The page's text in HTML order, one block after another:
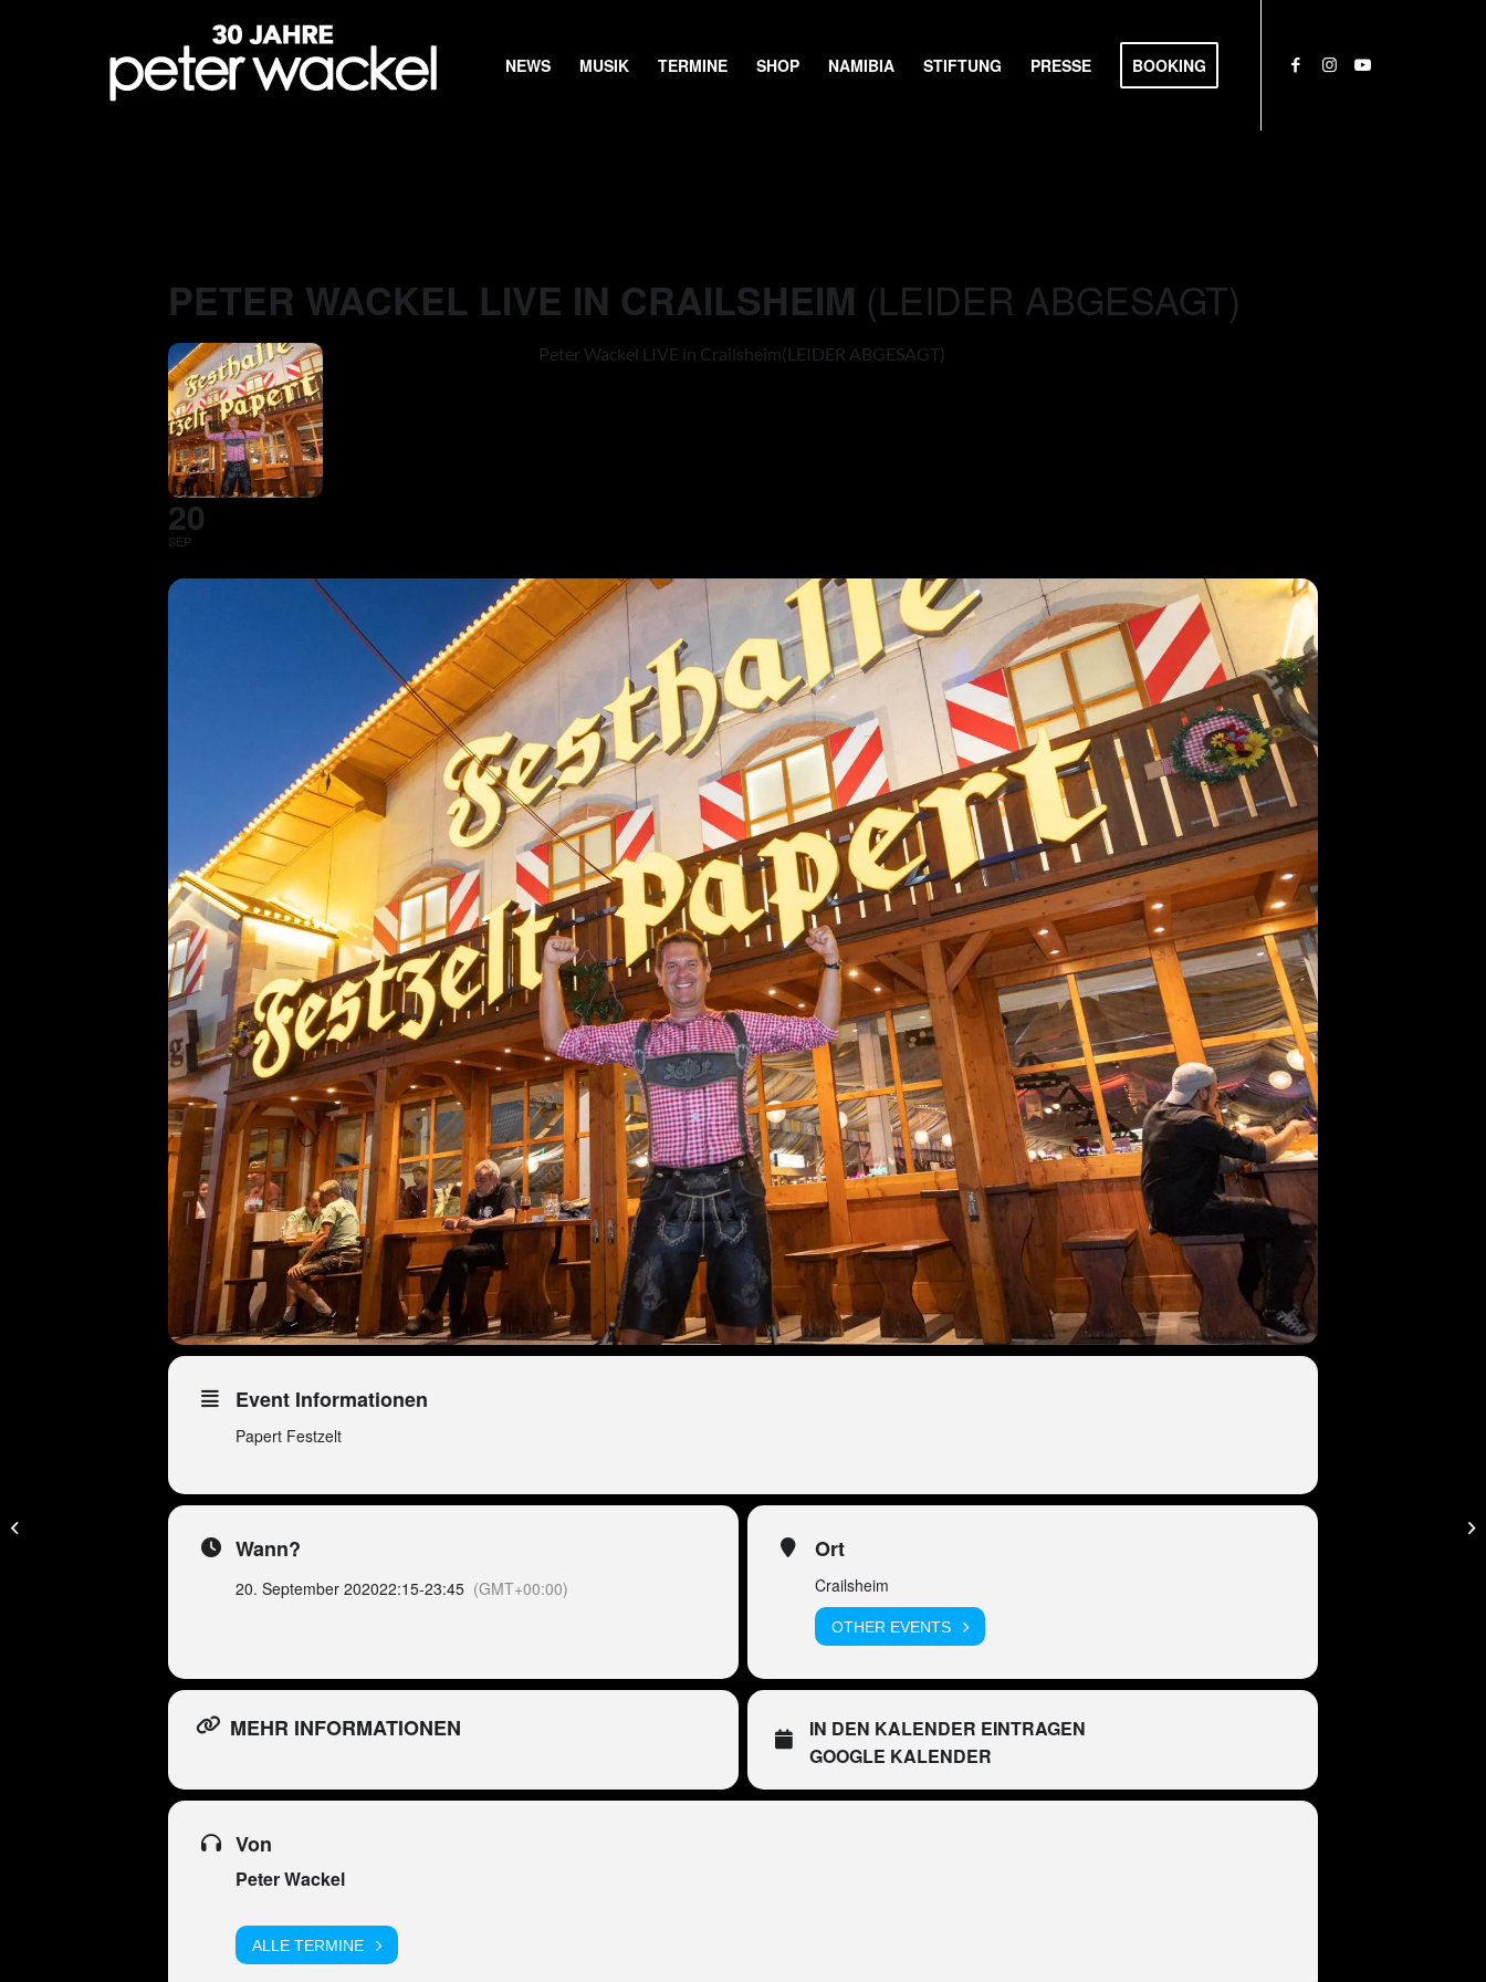
NEWS MUSIK TERMINE SHOP NAMIBIA STIFTUNG PRESSE BOOKING
PETER WACKEL LIVE IN CRAILSHEIM (LEIDER ABGESAGT)
20
SEP
Peter Wackel LIVE in Crailsheim(LEIDER ABGESAGT)
Event Informationen
Papert Festzelt
Wann?
20. September 202022:15-23:45 (GMT+00:00)
Ort
Crailsheim
OTHER EVENTS
MEHR INFORMATIONEN
IN DEN KALENDER EINTRAGEN
GOOGLE KALENDER
Von
Peter Wackel
ALLE TERMINE